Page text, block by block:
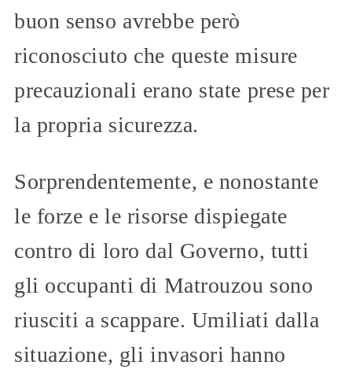
buon senso avrebbe però
riconosciuto che queste misure
precauzionali erano state prese per
la propria sicurezza.
Sorprendentemente, e nonostante
le forze e le risorse dispiegate
contro di loro dal Governo, tutti
gli occupanti di Matrouzou sono
riusciti a scappare. Umiliati dalla
situazione, gli invasori hanno